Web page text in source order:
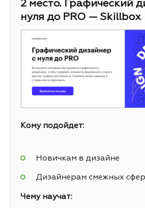
2 место. Графический
нуля до PRO — Skillbox
Кому подойдет:
Новичкам в дизайне
Дизайнерам смежных сфер
Чему научат: